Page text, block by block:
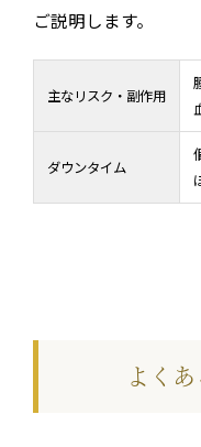
ご説明します。
主なリスク・副作用
ダウンタイム
よく